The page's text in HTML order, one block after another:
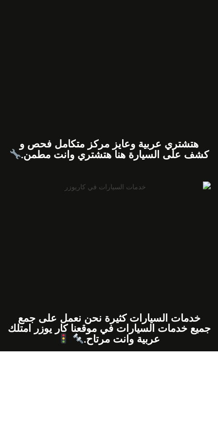
هتشتري عربية وعايز مركز متكامل فحص و
كشف على السيارة هنا هتشتري وانت مطمن.
خدمات السيارات كثيرة نحن نعمل على جمع
جميع خدمات السيارات في موقعنا كار يوزر امتلك
عربية وانت مرتاح.